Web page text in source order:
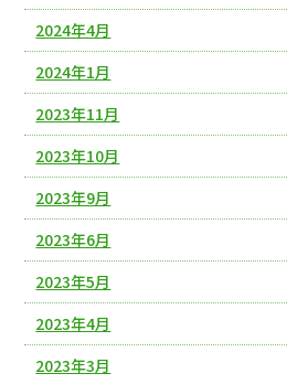
2024年4月
2024年1月
2023年11月
2023年10月
2023年9月
2023年6月
2023年5月
2023年4月
2023年3月